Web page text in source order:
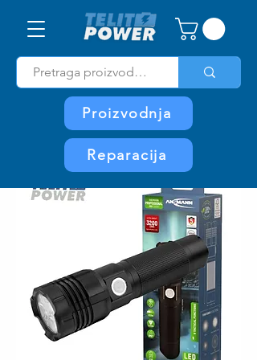
Proizvodnja
Reparacija